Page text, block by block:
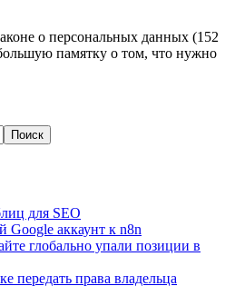
о персональных данных (152
памятку о том, что нужно
Поиск
для SEO
Google аккаунт к n8n
глобально упали позиции в
передать права владельца